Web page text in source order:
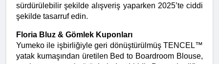
sürdürülebilir şekilde alışveriş yaparken 2025’te ciddi
şekilde tasarruf edin.
Floria Bluz & Gömlek Kuponları
Yumeko ile işbirliğiyle geri dönüştürülmüş TENCEL™
yatak kumaşından üretilen Bed to Boardroom Blouse,